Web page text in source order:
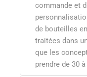
commande et
de bouteilles
traitées dans
que les
prendre de 30